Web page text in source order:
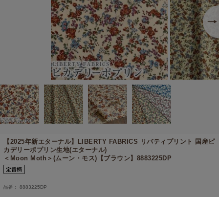
【2025年新エターナル】 LIBERTY FABRICS リバティプリント 国産ピ
カデリーポプリン生地(エターナル)
＜Moon Moth＞(ムーン・モス)【ブラウン】8883225DP
品番： 8883225DP